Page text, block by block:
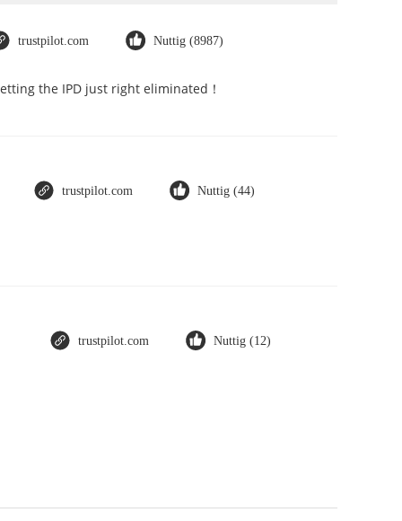
trustpilot.com Nuttig (8987)
the IPD just right eliminated！
trustpilot.com Nuttig (44)
trustpilot.com Nuttig (12)